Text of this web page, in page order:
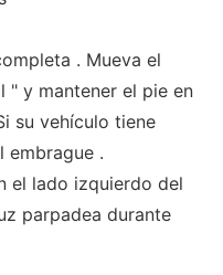
. Mueva el
" y mantener el pie en
su vehículo tiene
embrague .
el lado izquierdo del
parpadea durante